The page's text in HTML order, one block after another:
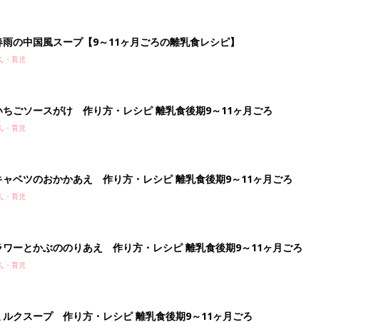
の中国風スープ【9～11ヶ月ごろの離乳食レシピ】
・育児
ちごソースがけ 作り方・レシピ 離乳食後期9～11ヶ月ごろ
・育児
ャベツのおかかあえ 作り方・レシピ 離乳食後期9～11ヶ月ごろ
・育児
ワーとかぶののりあえ 作り方・レシピ 離乳食後期9～11ヶ月ごろ
・育児
ルクスープ 作り方・レシピ 離乳食後期9～11ヶ月ごろ